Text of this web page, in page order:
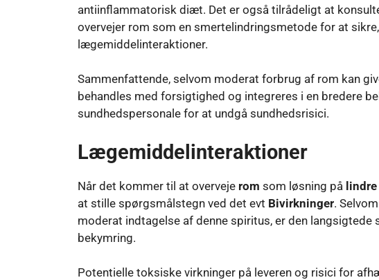
antiinflammatorisk diæt. Det er også tilrådeligt at
overvejer rom som en smertelindringsmetode for at
lægemiddelinteraktioner.
Sammenfattende, selvom moderat forbrug af rom kan
behandles med forsigtighed og integreres i en bredere
sundhedspersonale for at undgå sundhedsrisici.
Lægemiddelinteraktioner
Når det kommer til at overveje rom som løsning på
at stille spørgsmålstegn ved det evt Bivirkninger.
moderat indtagelse af denne spiritus, er den
bekymring.
Potentielle toksiske virkninger på leveren og risici for